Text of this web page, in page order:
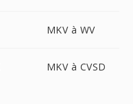
MKV à WV
MKV à CVSD